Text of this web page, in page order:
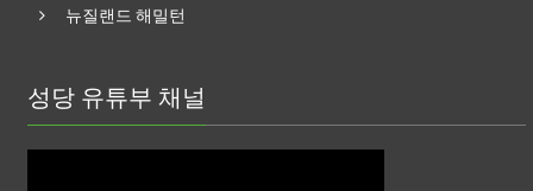
뉴질랜드 해밀턴
성당 유튜부 채널